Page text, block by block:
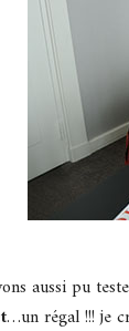
aussi pu
…un régal !!! je